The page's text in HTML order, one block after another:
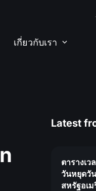
เกี่ยวกับเรา
Latest
ตารางเ
วันหยุดวั
สหรัฐอเ